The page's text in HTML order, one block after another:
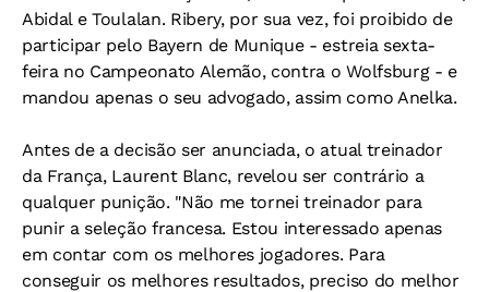
Abidal e Toulalan. Ribery, por sua vez, foi proibido de
participar pelo Bayern de Munique - estreia sexta-
feira no Campeonato Alemão, contra o Wolfsburg - e
mandou apenas o seu advogado, assim como Anelka.
Antes de a decisão ser anunciada, o atual treinador
da França, Laurent Blanc, revelou ser contrário a
qualquer punição. "Não me tornei treinador para
punir a seleção francesa. Estou interessado apenas
em contar com os melhores jogadores. Para
conseguir os melhores resultados, preciso do melhor